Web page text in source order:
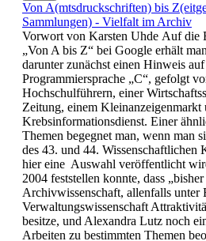
Von A(mtsdruckschriften) bis
Sammlungen) - Vielfalt im Archiv
Vorwort von Karsten Uhde Auf die
„Von A bis Z“ bei Google erhält
darunter zunächst einen Hinweis
Programmiersprache „C“, gefolgt
Hochschulführern, einer
Zeitung, einem Kleinanzeigenmarkt
Krebsinformationsdienst. Einer
Themen begegnet man, wenn man
des 43. und 44. Wissenschaftlichen
hier eine Auswahl veröffentlicht
2004 feststellen konnte, dass
Archivwissenschaft, allenfalls unter
Verwaltungswissenschaft
besitze, und Alexandra Lutz noch
Arbeiten zu bestimmten Themen